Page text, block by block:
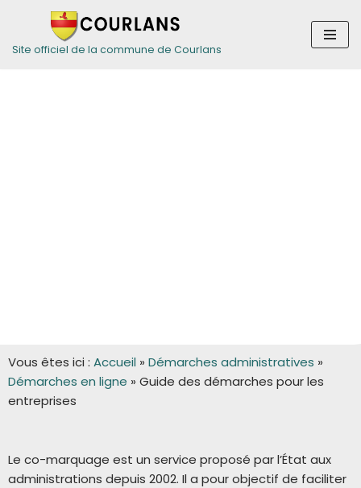
Aller
Site officiel de la commune de Courlans
Vous êtes ici : Accueil » Démarches administratives »
Démarches en ligne » Guide des démarches pour les
entreprises
Le co-marquage est un service proposé par l’État aux
administrations depuis 2002. Il a pour objectif de faciliter